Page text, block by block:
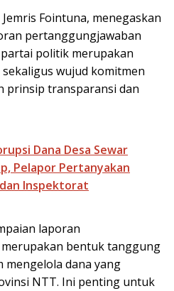
Fointuna, menegaskan
pertanggungjawaban
politik merupakan
wujud komitmen
prinsip transparansi dan
Dana Desa Sewar
Pelapor Pertanyakan
Inspektorat
laporan
bentuk tanggung
mengelola dana yang
NTT. Ini penting untuk